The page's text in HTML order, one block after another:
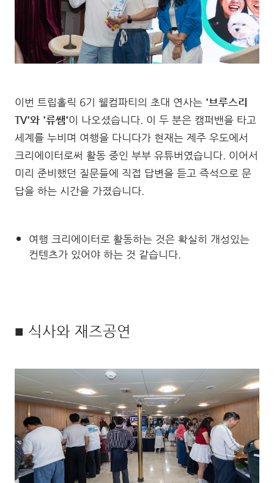
이번 트립홀릭 6기 웰컴파티의 초대 연사는 '브루스리
TV'와 '류쌤'이 나오셨습니다. 이 두 분은 캠퍼밴을 타고
세계를 누비며 여행을 다니다가 현재는 제주 우도에서
크리에이터로써 활동 중인 부부 유튜버였습니다. 이어서
미리 준비했던 질문들에 직접 답변을 듣고 즉석으로 문
답을 하는 시간을 가졌습니다.
여행 크리에이터로 활동하는 것은 확실히 개성있는
컨텐츠가 있어야 하는 것 같습니다.
■ 식사와 재즈공연